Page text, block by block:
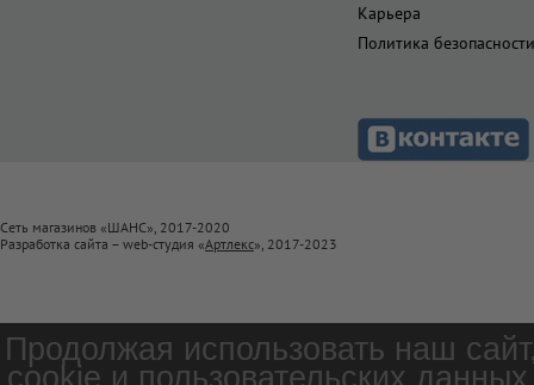
Карьера
Политика безопасности
Сеть магазинов «ШАНС», 2017-2020
Разработка сайта – web-студия «Артлекс», 2017-2023
Продолжая использовать наш
cookie и пользовательских